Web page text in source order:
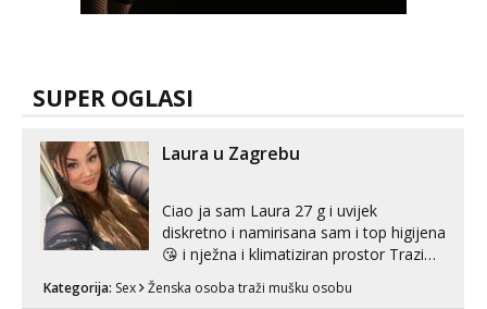
SUPER OGLASI
Laura u Zagrebu
Ciao ja sam Laura 27 g i uvijek
diskretno i namirisana sam i top higijena
😘 i nježna i klimatiziran prostor Trazim
Pusenje i gutanje sperme Erotsko rublje
Kategorija: Sex Ženska osoba traži mušku osobu